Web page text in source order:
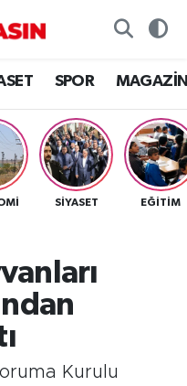
SPOR
SİYASET EĞITIM
Kurulu
ve Fikstür